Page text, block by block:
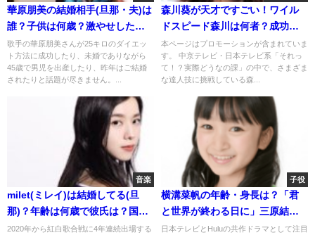
華原朋美の結婚相手(旦那・夫)は
誰？子供は何歳？激やせしたダ
イエット法
歌手の華原朋美さんが25キロのダイエッ
ト方法に成功したり、未婚でありながら
45歳で男児を出産したり、昨年はご結婚
されたりと話題が尽きません。...
森川葵が天才ですごい！ワイル
ドスピード森川は何者？成功達
人技のまとめ
本ページはプロモーションが含まれていま
す。 中京テレビ・日本テレビ系「それっ
て！？実際どうなの課」の中で、さまざま
な達人技に挑戦している森...
音楽
milet(ミレイ)は結婚してる(旦
那)？年齢は何歳で彼氏は？国籍
は韓国人はホント？
2020年から紅白歌合戦に4年連続出場する
子役
横溝菜帆の年齢・身長は？「君
と世界が終わる日に」三原結月
役！他出演作も紹介！
日本テレビとHuluの共作ドラマとして注目